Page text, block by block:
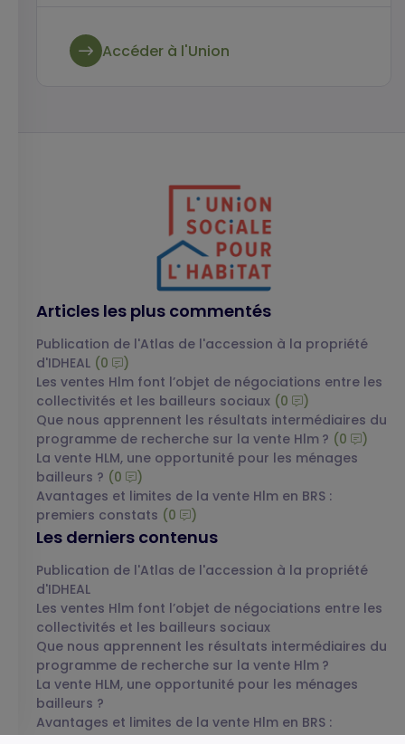
Accéder à l'Union
Articles les plus commentés
Publication de l'Atlas de l'accession à la propriété
d'IDHEAL (0
)
Les ventes Hlm font l’objet de négociations entre les
collectivités et les bailleurs sociaux (0
)
Que nous apprennent les résultats intermédiaires du
programme de recherche sur la vente Hlm ? (0
)
La vente HLM, une opportunité pour les ménages
bailleurs ? (0
)
Avantages et limites de la vente Hlm en BRS :
premiers constats (0 )
Les derniers contenus
Publication de l'Atlas de l'accession à la propriété
d'IDHEAL
Les ventes Hlm font l’objet de négociations entre les
collectivités et les bailleurs sociaux
Que nous apprennent les résultats intermédiaires du
programme de recherche sur la vente Hlm ?
La vente HLM, une opportunité pour les ménages
bailleurs ?
Avantages et limites de la vente Hlm en BRS :